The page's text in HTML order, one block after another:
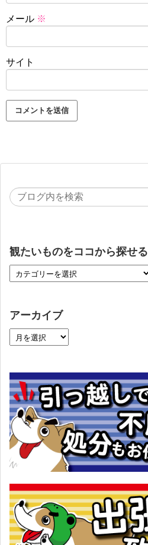
メール ※
サイト
観たいものをココから探せる
アーカイブ